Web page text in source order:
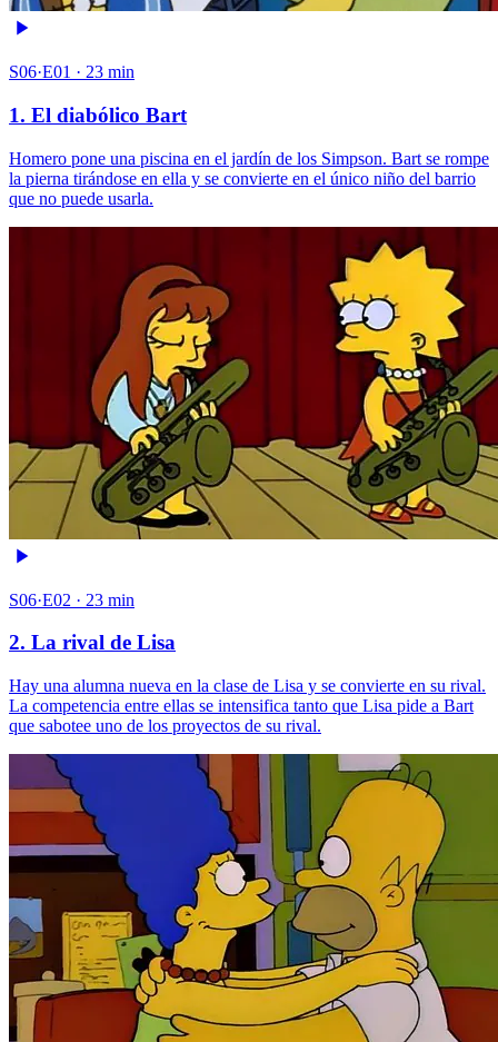
S06·E01 · 23 min
1. El diabólico Bart
Homero pone una piscina en el jardín de los Simpson. Bart se rompe
la pierna tirándose en ella y se convierte en el único niño del barrio
que no puede usarla.
S06·E02 · 23 min
2. La rival de Lisa
Hay una alumna nueva en la clase de Lisa y se convierte en su rival.
La competencia entre ellas se intensifica tanto que Lisa pide a Bart
que sabotee uno de los proyectos de su rival.